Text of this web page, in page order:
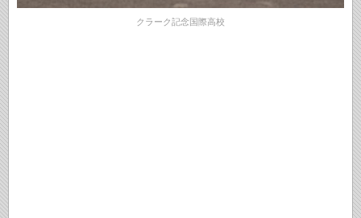
クラーク記念国際高校